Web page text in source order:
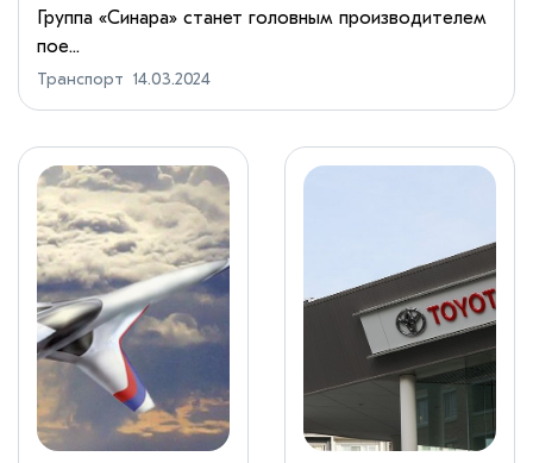
Группа «Синара» станет головным производителем
пое...
Транспорт 14.03.2024